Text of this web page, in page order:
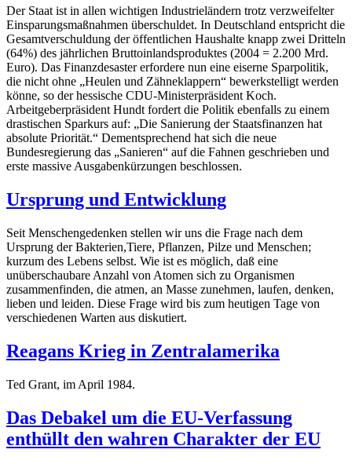
Der Staat ist in allen wichtigen Industrieländern trotz verzweifelter
Einsparungsmaßnahmen überschuldet. In Deutschland entspricht die
Gesamtverschuldung der öffentlichen Haushalte knapp zwei Dritteln
(64%) des jährlichen Bruttoinlandsproduktes (2004 = 2.200 Mrd.
Euro). Das Finanzdesaster erfordere nun eine eiserne Sparpolitik,
die nicht ohne „Heulen und Zähneklappern“ bewerkstelligt werden
könne, so der hessische CDU-Ministerpräsident Koch.
Arbeitgeberpräsident Hundt fordert die Politik ebenfalls zu einem
drastischen Sparkurs auf: „Die Sanierung der Staatsfinanzen hat
absolute Priorität.“ Dementsprechend hat sich die neue
Bundesregierung das „Sanieren“ auf die Fahnen geschrieben und
erste massive Ausgabenkürzungen beschlossen.
Ursprung und Entwicklung
Seit Menschengedenken stellen wir uns die Frage nach dem
Ursprung der Bakterien,Tiere, Pflanzen, Pilze und Menschen;
kurzum des Lebens selbst. Wie ist es möglich, daß eine
unüberschaubare Anzahl von Atomen sich zu Organismen
zusammenfinden, die atmen, an Masse zunehmen, laufen, denken,
lieben und leiden. Diese Frage wird bis zum heutigen Tage von
verschiedenen Warten aus diskutiert.
Reagans Krieg in Zentralamerika
Ted Grant, im April 1984.
Das Debakel um die EU-Verfassung
enthüllt den wahren Charakter der EU